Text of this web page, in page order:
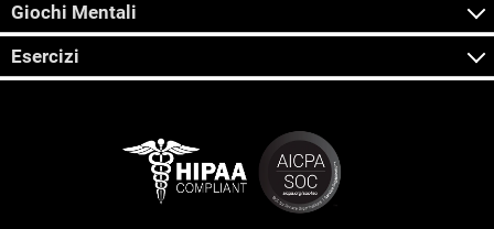
Giochi Mentali
Esercizi